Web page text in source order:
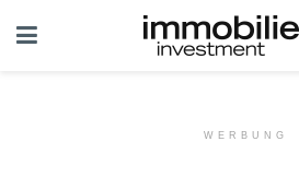
WERBUNG